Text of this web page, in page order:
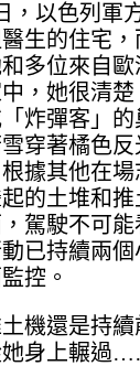
，以色列軍
生的住宅，
多位來自
，她很清
炸彈客」的
穿著橘色
據其他在
的土堆和
駕駛不可
已持續兩
控。
機還是持
她身上輾過